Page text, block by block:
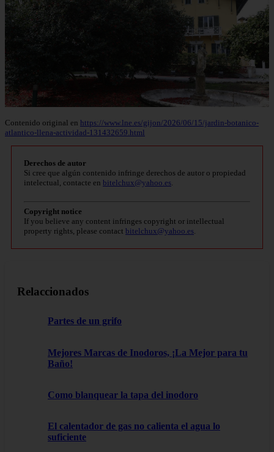
Contenido original en https://www.lne.es/gijon/2026/06/15/jardin-botanico-
atlantico-llena-actividad-131432659.html
Derechos de autor
Si cree que algún contenido infringe derechos de autor o propiedad
intelectual, contacte en bitelchux@yahoo.es
Copyright notice
If you believe any content infringes copyright or intellectual
property rights, please contact bitelchux@yahoo.es
Relaccionados
Partes de un grifo
Mejores Marcas de Inodoros, ¡La Mejor para tu
Baño!
Como blanquear la tapa del inodoro
El calentador de gas no calienta el agua lo
suficiente